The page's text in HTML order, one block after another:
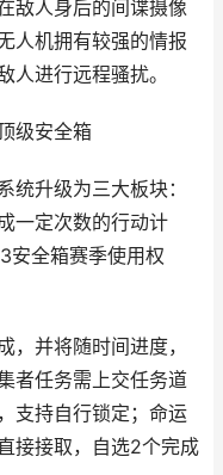
敌人身后的间谍摄像
人机拥有较强的情报
人进行远程骚扰。
级安全箱
统升级为三大板块：
一定次数的行动计
安全箱赛季使用权
，并将随时间进度，
者任务需上交任务道
支持自行锁定；命运
接接取，自选2个完成